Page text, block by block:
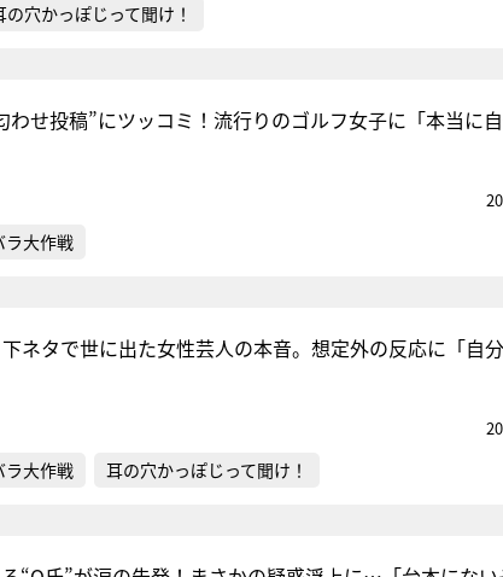
の穴かっぽじって聞け！
わせ投稿”にツッコミ！流行りのゴルフ女子に「本当に
ラ大作戦
下ネタで世に出た女性芸人の本音。想定外の反応に「自
ラ大作戦 耳の穴かっぽじって聞け！